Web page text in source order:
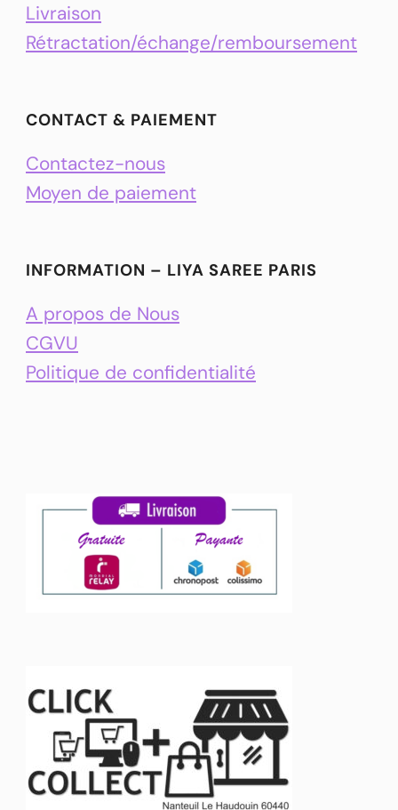
Livraison
Rétractation/échange/remboursement
CONTACT & PAIEMENT
Contactez-nous
Moyen de paiement
INFORMATION – LIYA SAREE PARIS
A propos de Nous
CGVU
Politique de confidentialité